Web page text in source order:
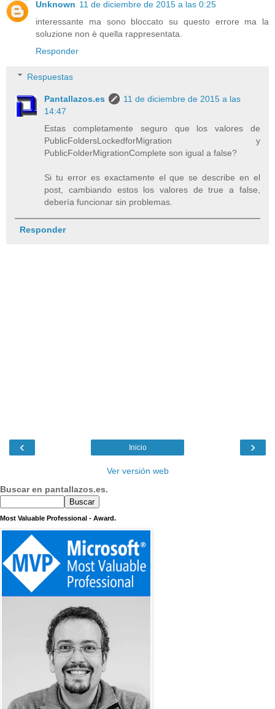
Unknown 11 de diciembre de 2015 a las 0:25
interessante ma sono bloccato su questo errore ma la
soluzione non è quella rappresentata.
Responder
Respuestas
Pantallazos.es
11 de diciembre de 2015 a las
14:47
Estas completamente seguro que los valores de
PublicFoldersLockedforMigration y
PublicFolderMigrationComplete son igual a false?
Si tu error es exactamente el que se describe en el
post, cambiando estos los valores de true a false,
debería funcionar sin problemas.
Responder
‹ ›
Inicio
Ver versión web
Buscar en pantallazos.es.
Most Valuable Professional - Award.